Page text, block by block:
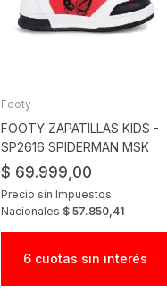
Footy
FOOTY ZAPATILLAS KIDS -
SP2616 SPIDERMAN MSK
RJO
$ 69.999,00
Precio sin Impuestos
Nacionales $ 57.850,41
6 cuotas sin interés